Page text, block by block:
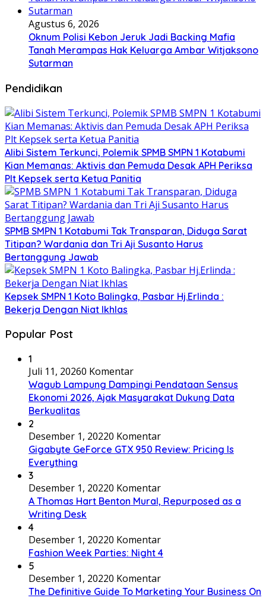
Agustus 6, 2026
Oknum Polisi Kebon Jeruk Jadi Backing Mafia
Tanah Merampas Hak Keluarga Ambar Witjaksono
Sutarman
Pendidikan
Alibi Sistem Terkunci, Polemik SPMB SMPN 1 Kotabumi
Kian Memanas: Aktivis dan Pemuda Desak APH Periksa
Plt Kepsek serta Ketua Panitia
SPMB SMPN 1 Kotabumi Tak Transparan, Diduga Sarat
Titipan? Wardania dan Tri Aji Susanto Harus
Bertanggung Jawab
Kepsek SMPN 1 Koto Balingka, Pasbar Hj.Erlinda :
Bekerja Dengan Niat Ikhlas
Popular Post
1
Juli 11, 20260 Komentar
Wagub Lampung Dampingi Pendataan Sensus
Ekonomi 2026, Ajak Masyarakat Dukung Data
Berkualitas
2
Desember 1, 20220 Komentar
Gigabyte GeForce GTX 950 Review: Pricing Is
Everything
3
Desember 1, 20220 Komentar
A Thomas Hart Benton Mural, Repurposed as a
Writing Desk
4
Desember 1, 20220 Komentar
Fashion Week Parties: Night 4
5
Desember 1, 20220 Komentar
The Definitive Guide To Marketing Your Business On